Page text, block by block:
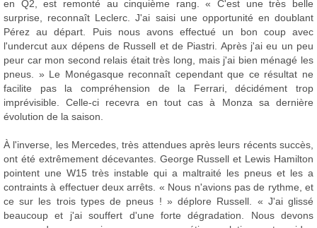
en Q2, est remonté au cinquième rang. « C'est une très belle
surprise, reconnaît Leclerc. J'ai saisi une opportunité en doublant
Pérez au départ. Puis nous avons effectué un bon coup avec
l'undercut aux dépens de Russell et de Piastri. Après j'ai eu un peu
peur car mon second relais était très long, mais j'ai bien ménagé les
pneus. » Le Monégasque reconnaît cependant que ce résultat ne
facilite pas la compréhension de la Ferrari, décidément trop
imprévisible. Celle-ci recevra en tout cas à Monza sa dernière
évolution de la saison.
À l'inverse, les Mercedes, très attendues après leurs récents succès,
ont été extrêmement décevantes. George Russell et Lewis Hamilton
pointent une W15 très instable qui a maltraité les pneus et les a
contraints à effectuer deux arrêts. « Nous n'avions pas de rythme, et
ce sur les trois types de pneus ! » déplore Russell. « J'ai glissé
beaucoup et j'ai souffert d'une forte dégradation. Nous devons